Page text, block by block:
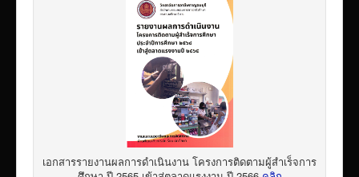
เอกสารรายงานผลการดำเนินงาน โครงการติดตามผู้สำเร็จการ